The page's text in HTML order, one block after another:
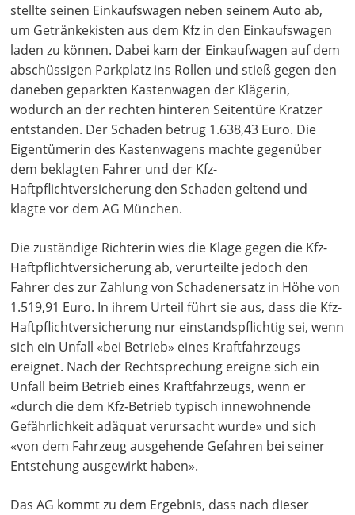
stellte seinen Einkaufswagen neben seinem Auto ab,
um Getränkekisten aus dem Kfz in den Einkaufswagen
laden zu können. Dabei kam der Einkaufwagen auf dem
abschüssigen Parkplatz ins Rollen und stieß gegen den
daneben geparkten Kastenwagen der Klägerin,
wodurch an der rechten hinteren Seitentüre Kratzer
entstanden. Der Schaden betrug 1.638,43 Euro. Die
Eigentümerin des Kastenwagens machte gegenüber
dem beklagten Fahrer und der Kfz-
Haftpflichtversicherung den Schaden geltend und
klagte vor dem AG München.
Die zuständige Richterin wies die Klage gegen die Kfz-
Haftpflichtversicherung ab, verurteilte jedoch den
Fahrer des zur Zahlung von Schadenersatz in Höhe von
1.519,91 Euro. In ihrem Urteil führt sie aus, dass die Kfz-
Haftpflichtversicherung nur einstandspflichtig sei, wenn
sich ein Unfall «bei Betrieb» eines Kraftfahrzeugs
ereignet. Nach der Rechtsprechung ereigne sich ein
Unfall beim Betrieb eines Kraftfahrzeugs, wenn er
«durch die dem Kfz-Betrieb typisch innewohnende
Gefährlichkeit adäquat verursacht wurde» und sich
«von dem Fahrzeug ausgehende Gefahren bei seiner
Entstehung ausgewirkt haben».
Das AG kommt zu dem Ergebnis, dass nach dieser